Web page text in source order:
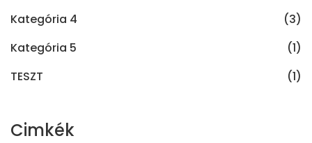
Kategória 4
(3)
Kategória 5
(1)
TESZT
(1)
Cimkék